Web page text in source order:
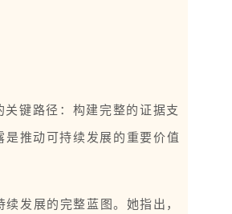
键路径：构建完整的证据支
推动可持续发展的重要价值
发展的完整蓝图。她指出，